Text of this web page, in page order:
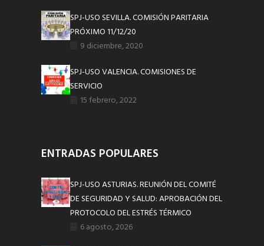
SPJ-USO SEVILLA. COMISIÓN PARITARIA
PRÓXIMO 11/12/20
9 diciembre, 2020
SPJ-USO VALENCIA. COMISIONES DE
SERVICIO
15 febrero, 2022
ENTRADAS POPULARES
SPJ-USO ASTURIAS. REUNIÓN DEL COMITÉ
DE SEGURIDAD Y SALUD: APROBACIÓN DEL
PROTOCOLO DEL ESTRÉS TÉRMICO
6 agosto, 2026